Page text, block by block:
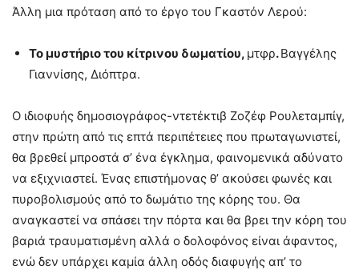
Άλλη μια πρόταση από το έργο του Γκαστόν Λερού:
Το μυστήριο του κίτρινου δωματίου, μτφρ.Βαγγέλης
Γιαννίσης, Διόπτρα.
O ιδιοφυής δημοσιογράφος-ντετέκτιβ Ζοζέφ Ρουλεταμπίγ,
στην πρώτη από τις επτά περιπέτειες που πρωταγωνιστεί,
θα βρεθεί μπροστά σ’ ένα έγκλημα, φαινομενικά αδύνατο
να εξιχνιαστεί. Ένας επιστήμονας θ’ ακούσει φωνές και
πυροβολισμούς από το δωμάτιο της κόρης του. Θα
αναγκαστεί να σπάσει την πόρτα και θα βρει την κόρη του
βαριά τραυματισμένη αλλά ο δολοφόνος είναι άφαντος,
ενώ δεν υπάρχει καμία άλλη οδός διαφυγής απ’ το